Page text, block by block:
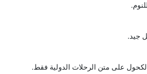
جيد.
على متن الرحلات الدولية فقط.